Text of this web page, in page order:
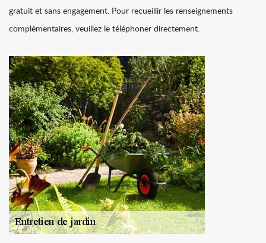
gratuit et sans engagement. Pour recueillir les renseignements
complémentaires, veuillez le téléphoner directement.